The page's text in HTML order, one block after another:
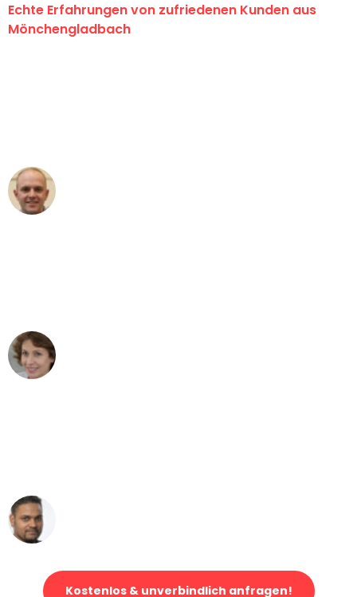
Echte Erfahrungen von zufriedenen Kunden aus
Mönchengladbach
Kostenlos & unverbindlich anfragen!